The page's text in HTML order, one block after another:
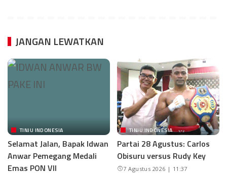
JANGAN LEWATKAN
TINJU INDONESIA
Selamat Jalan, Bapak Idwan
Anwar Pemegang Medali
Emas PON VII
TINJU INDONESIA
Partai 28 Agustus: Carlos
Obisuru versus Rudy Key
7 Agustus 2026 | 11:37